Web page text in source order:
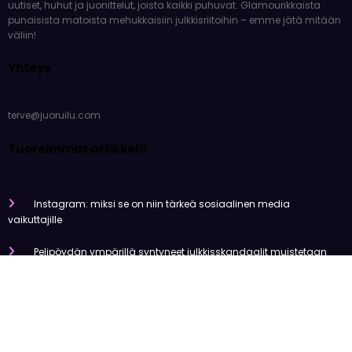
vaikuttajille
vuosia
Mitä tapahtui Käärijän kasinoyhteistyölle?
Miksi suomalaiset ovat niin pakkomielteisiä nettiviihteestä?
Olemme tehneet tutkimusta